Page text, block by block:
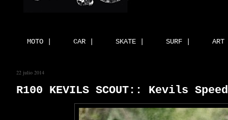
MOTO | CAR | SKATE | SURF |
22 julio 2014
R100 KEVILS SCOUT:: Kevils